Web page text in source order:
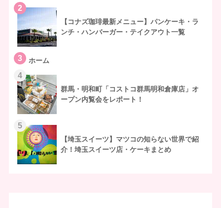
2
【コナズ珈琲最新メニュー】パンケーキ・ラ
ンチ・ハンバーガー・テイクアウト一覧
3 ホーム
4
群馬・明和町「コストコ群馬明和倉庫店」オ
ープン内覧会をレポート！
5
【埼玉スイーツ】マツコの知らない世界で紹
介！埼玉スイーツ店・ケーキまとめ